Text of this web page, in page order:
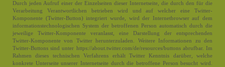
Durch jeden Aufruf einer der Einzelseiten dieser Internetseite, die durch den für die
Verarbeitung Verantwortlichen betrieben wird und auf welcher eine Twitter-
Komponente (Twitter-Button) integriert wurde, wird der Internetbrowser auf dem
informationstechnologischen System der betroffenen Person automatisch durch die
jeweilige Twitter-Komponente veranlasst, eine Darstellung der entsprechenden
Twitter-Komponente von Twitter herunterzuladen. Weitere Informationen zu den
Twitter-Buttons sind unter https://about.twitter.com/de/resources/buttons abrufbar. Im
Rahmen dieses technischen Verfahrens erhält Twitter Kenntnis darüber, welche
konkrete Unterseite unserer Internetseite durch die betroffene Person besucht wird.